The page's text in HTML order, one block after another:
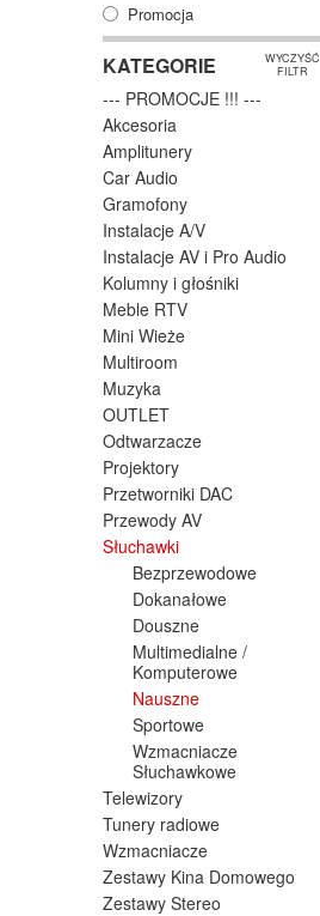
Promocja
KATEGORIE
WYCZYŚĆ
FILTR
--- PROMOCJE !!! ---
Akcesoria
Amplitunery
Car Audio
Gramofony
Instalacje A/V
Instalacje AV i Pro Audio
Kolumny i głośniki
Meble RTV
Mini Wieże
Multiroom
Muzyka
OUTLET
Odtwarzacze
Projektory
Przetworniki DAC
Przewody AV
Słuchawki
Bezprzewodowe
Dokanałowe
Douszne
Multimedialne /
Komputerowe
Nauszne
Sportowe
Wzmacniacze
Słuchawkowe
Telewizory
Tunery radiowe
Wzmacniacze
Zestawy Kina Domowego
Zestawy Stereo